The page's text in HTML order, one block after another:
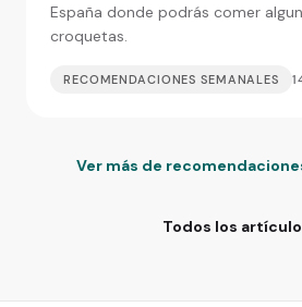
España donde podrás comer
croquetas.
RECOMENDACIONES SEMANALES
Ver más de
Todos los